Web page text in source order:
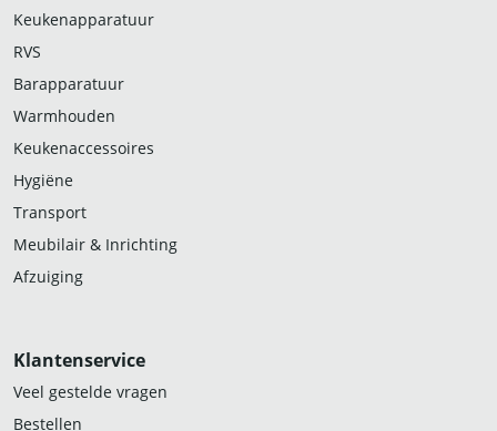
Keukenapparatuur
RVS
Barapparatuur
Warmhouden
Keukenaccessoires
Hygiëne
Transport
Meubilair & Inrichting
Afzuiging
Klantenservice
Veel gestelde vragen
Bestellen